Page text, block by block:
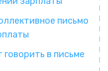
письмо
говорить в письме